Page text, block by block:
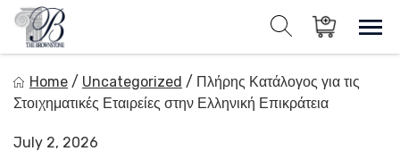
Skip
content
Items in cart
Private Events and Catering
Home / Uncategorized / Πλήρης Κατάλογος για τις
Στοιχηματικές Εταιρείες στην Ελληνική Επικράτεια
July 2, 2026